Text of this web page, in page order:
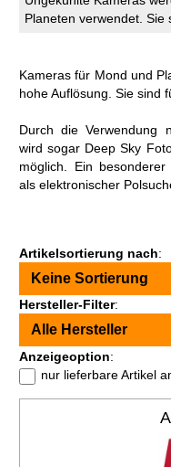
Planeten verwendet. Sie
Kameras für Mond und
hohe Auflösung. Sie sind
Durch die Verwendung
wird sogar Deep Sky
möglich. Ein
als elektronischer
Artikelsortierung nach:
Keine Sortierung
Hersteller-Filter:
Alle Hersteller
Anzeigeoption:
nur lieferbare Artikel